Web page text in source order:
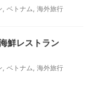
ベトナム 海外旅行
鮮レストラン
ベトナム 海外旅行